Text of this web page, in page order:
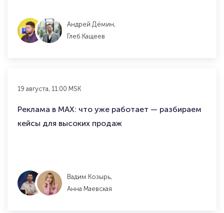
Андрей Дёмин,
Глеб Кащеев
19 августа, 11:00 MSK
Реклама в MAX: что уже работает — разбираем
кейсы для высоких продаж
Вадим Козырь,
Анна Маевская